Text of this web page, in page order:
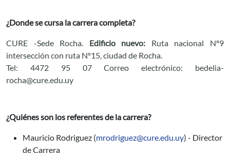
¿Donde se cursa la carrera completa?
CURE -Sede Rocha. Edificio nuevo: Ruta nacional Nº9
intersección con ruta Nº15, ciudad de Rocha.
Tel: 4472 95 07 Correo electrónico: bedelia-
rocha@cure.edu.uy
¿Quiénes son los referentes de la carrera?
Mauricio Rodriguez (mrodriguez@cure.edu.uy) - Director
de Carrera